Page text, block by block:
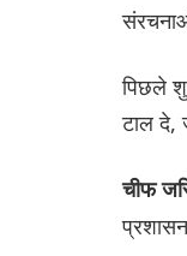
पिछले
टाल दे,
चीफ